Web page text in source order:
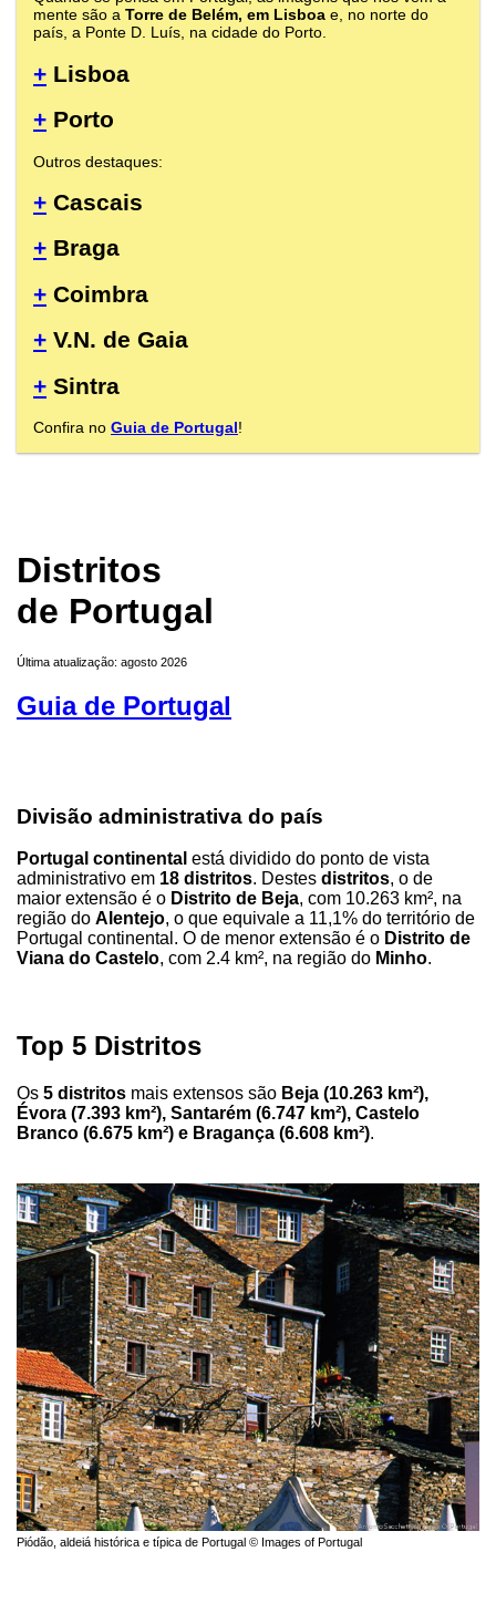
mente são a Torre de Belém, em Lisboa e, no norte do
país, a Ponte D. Luís, na cidade do Porto.
+ Lisboa
+ Porto
Outros destaques:
+ Cascais
+ Braga
+ Coimbra
+ V.N. de Gaia
+ Sintra
Confira no Guia de Portugal!
Distritos
de Portugal
Última atualização: agosto 2026
Guia de Portugal
Divisão administrativa do país
Portugal continental está dividido do ponto de vista
administrativo em 18 distritos. Destes distritos, o de
maior extensão é o Distrito de Beja, com 10.263 km², na
região do Alentejo, o que equivale a 11,1% do território de
Portugal continental. O de menor extensão é o Distrito de
Viana do Castelo, com 2.4 km², na região do Minho.
Top 5 Distritos
Os 5 distritos mais extensos são Beja (10.263 km²),
Évora (7.393 km²), Santarém (6.747 km²), Castelo
Branco (6.675 km²) e Bragança (6.608 km²).
Piódão, aldeiá histórica e típica de Portugal © Images of Portugal